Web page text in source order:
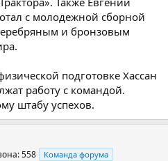
с молодежной сборной
и бронзовым
подготовке Хассан
работу с командой.
штабу успехов.
558 Команда форума